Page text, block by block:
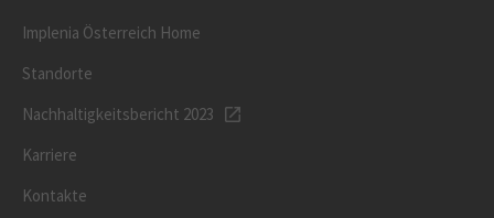
Implenia Österreich Home
Standorte
Nachhaltigkeitsbericht 2023
Karriere
Kontakte